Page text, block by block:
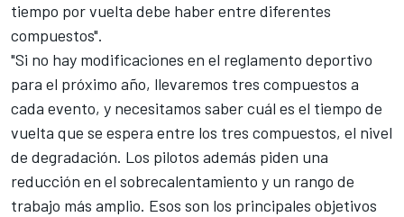
tiempo por vuelta debe haber entre diferentes
compuestos".
"Si no hay modificaciones en el reglamento deportivo
para el próximo año, llevaremos tres compuestos a
cada evento, y necesitamos saber cuál es el tiempo de
vuelta que se espera entre los tres compuestos, el nivel
de degradación. Los pilotos además piden una
reducción en el sobrecalentamiento y un rango de
trabajo más amplio. Esos son los principales objetivos